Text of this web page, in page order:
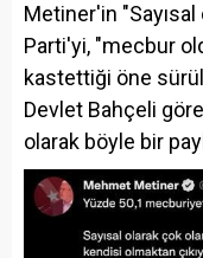
Metiner'in
Parti'yi, "mecbur
kastettiği öne
Devlet Bahçeli
olarak böyle bir